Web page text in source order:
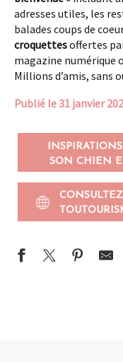
adresses utiles, les
balades coups de
croquettesoffertes
magazine numérique
Millions d’amis, sans
Publié le 31 janvier
SON CHIEN